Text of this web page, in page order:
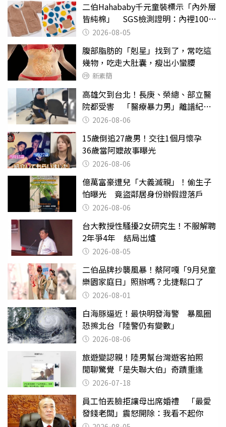
二伯Hahababy千元童裝標示「內外層
皆純棉」 SGS檢測證明：內裡100%
聚酯纖維
2026-08-05
腹部脂肪的「剋星」找到了，常吃這
幾物，吃走大肚囊，瘦出小蠻腰
新素簡
高雄欠到台北！長庚、榮總、部立醫
院都受害 「醫療暴力男」離譜紀錄
曝光2026-08-06
15歲倒追27歲男！交往1個月懷孕
36歲當阿嬤故事曝光
2026-08-06
億萬富豪遭兒「大義滅親」！偷生子
怕曝光 竟盜鄰居身份辦假證落戶
2026-08-06
台大教授性騷擾2女研究生！不服解聘
2年爭4年 結局出爐
2026-08-05
二伯品牌抄襲風暴！蔡阿嘎「9月兒童
樂園家庭日」照辦嗎？北捷鬆口了
2026-08-01
白海豚逼近！最快明發海警 暴風圈
恐擦北台「陸警仍有變數」
2026-08-06
旅遊變認親！陸男幫台灣遊客拍照
閒聊驚覺「是失聯大伯」奇蹟重逢
2026-07-18
員工怕丟臉拒讓母出席婚禮 「最愛
發錢老闆」震怒開除：我看不起你